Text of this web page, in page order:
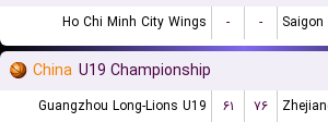
Ho Chi Minh City Wings - - Saigon
China U19 Championship
Guangzhou Long-Lions U19 ۶۱ ۷۶